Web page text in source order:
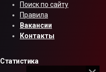
Поиск по сайту
Правила
Вакансии
Контакты
Статистика